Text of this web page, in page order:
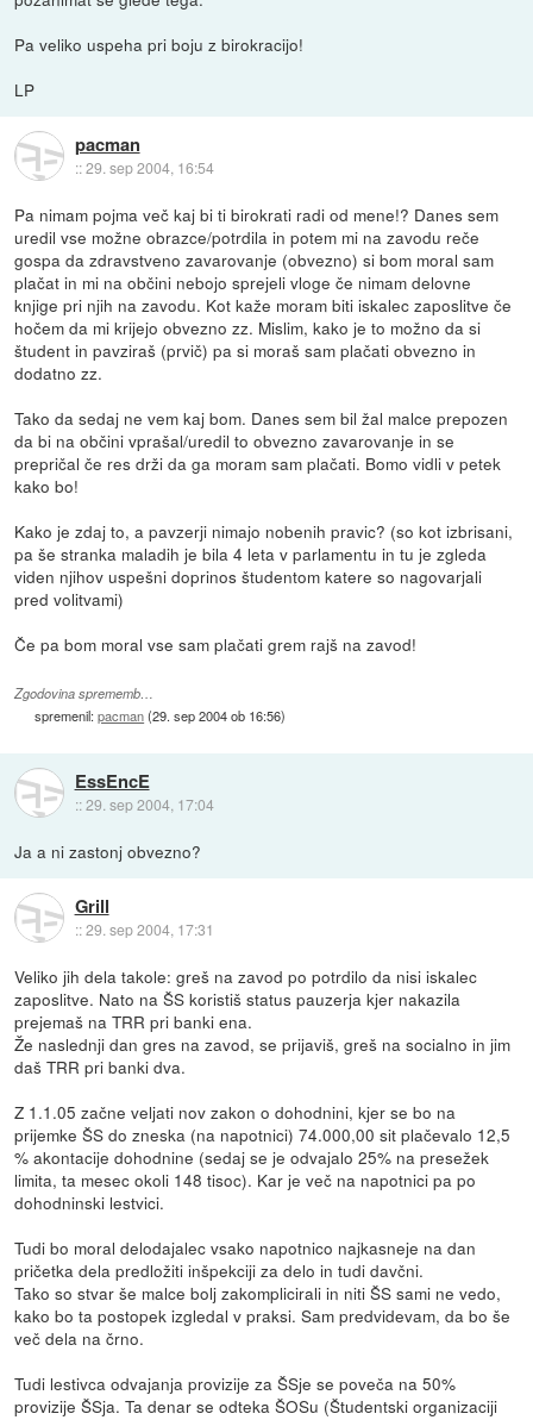
Pa veliko uspeha pri boju z birokracijo!
LP
pacman
::29. sep 2004, 16:54
Pa nimam pojma več kaj bi ti birokrati radi od mene!? Danes sem
uredil vse možne obrazce/potrdila in potem mi na zavodu reče
gospa da zdravstveno zavarovanje (obvezno) si bom moral sam
plačat in mi na občini nebojo sprejeli vloge če nimam delovne
knjige pri njih na zavodu. Kot kaže moram biti iskalec zaposlitve če
hočem da mi krijejo obvezno zz. Mislim, kako je to možno da si
študent in pavziraš (prvič) pa si moraš sam plačati obvezno in
dodatno zz.
Tako da sedaj ne vem kaj bom. Danes sem bil žal malce prepozen
da bi na občini vprašal/uredil to obvezno zavarovanje in se
prepričal če res drži da ga moram sam plačati. Bomo vidli v petek
kako bo!
Kako je zdaj to, a pavzerji nimajo nobenih pravic? (so kot izbrisani,
pa še stranka maladih je bila 4 leta v parlamentu in tu je zgleda
viden njihov uspešni doprinos študentom katere so nagovarjali
pred volitvami)
Če pa bom moral vse sam plačati grem rajš na zavod!
Zgodovina sprememb…
spremenil:pacman(29. sep 2004 ob 16:56)
EssEncE
::29. sep 2004, 17:04
Ja a ni zastonj obvezno?
Grill
::29. sep 2004, 17:31
Veliko jih dela takole: greš na zavod po potrdilo da nisi iskalec
zaposlitve. Nato na ŠS koristiš status pauzerja kjer nakazila
prejemaš na TRR pri banki ena.
Že naslednji dan gres na zavod, se prijaviš, greš na socialno in jim
daš TRR pri banki dva.
Z 1.1.05 začne veljati nov zakon o dohodnini, kjer se bo na
prijemke ŠS do zneska (na napotnici) 74.000,00 sit plačevalo 12,5
% akontacije dohodnine (sedaj se je odvajalo 25% na presežek
limita, ta mesec okoli 148 tisoc). Kar je več na napotnici pa po
dohodninski lestvici.
Tudi bo moral delodajalec vsako napotnico najkasneje na dan
pričetka dela predložiti inšpekciji za delo in tudi davčni.
Tako so stvar še malce bolj zakomplicirali in niti ŠS sami ne vedo,
kako bo ta postopek izgledal v praksi. Sam predvidevam, da bo še
več dela na črno.
Tudi lestivca odvajanja provizije za ŠSje se poveča na 50%
provizije ŠSja. Ta denar se odteka ŠOSu (Študentski organizaciji